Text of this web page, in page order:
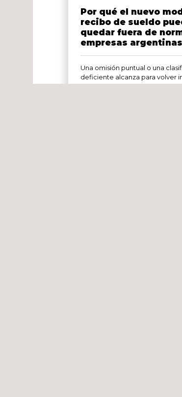
Por qué el nuevo
recibo de sueldo
quedar fuera de
empresas argentinas
Una omisión puntual o una
deficiente alcanza para volver
formulario exigido por la